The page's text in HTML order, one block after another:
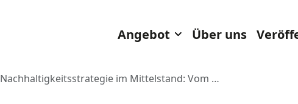
Angebot Toggle Dropdown
Über uns
Nachhaltigkeitsstrategie im Mittelstand: Vom …